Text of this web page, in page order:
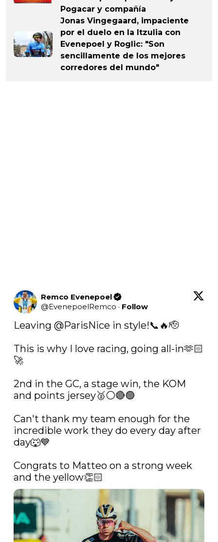
Pogacar y compañía
Jonas Vingegaard, impaciente
por el duelo en la Itzulia con
Evenepoel y Roglic: "Son
sencillamente de los mejores
corredores del mundo"
Remco Evenepoel
@EvenepoelRemco · Follow
Leaving @ParisNice in style!📞🔥🫡
This is why I love racing, going all-in🫶🏻
🚀
2nd in the GC, a stage win, the KOM
and points jersey🥈⚪️🔴🟢
Can't thank my team enough for the
incredible work they do every day after
day🐺💙
Congrats to Matteo on a strong week
and the yellow👏🏻